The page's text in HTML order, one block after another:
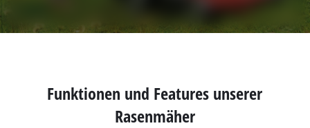
Funktionen und Features unserer
Rasenmäher